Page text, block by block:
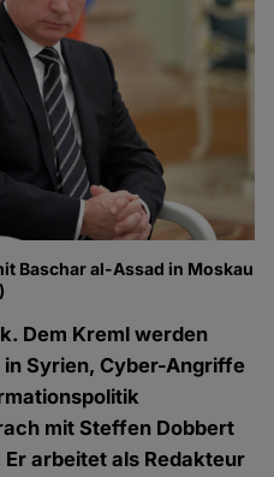
Baschar al-Assad in Moskau
Dem Kreml werden
Syrien, Cyber-Angriffe
mit Steffen Dobbert
arbeitet als Redakteur